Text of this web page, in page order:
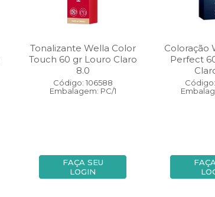
Tonalizante Wella Color
Touch 60 gr Louro Claro
8.0
Código: 106588
Embalagem: PC/1
FAÇA SEU
LOGIN
Coloração
Perfect